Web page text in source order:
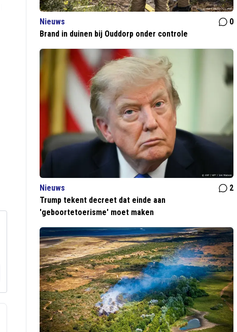
Nieuws
0
Brand in duinen bij Ouddorp onder controle
Nieuws
2
Trump tekent decreet dat einde aan
'geboortetoerisme' moet maken